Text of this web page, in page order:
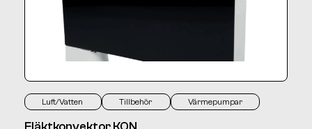
Luft/Vatten Tillbehör Värmepumpar